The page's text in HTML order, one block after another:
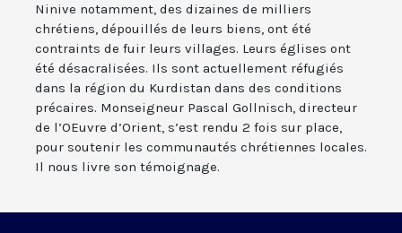
Ninive notamment, des dizaines de milliers
chrétiens, dépouillés de leurs biens, ont été
contraints de fuir leurs villages. Leurs églises ont
été désacralisées. Ils sont actuellement réfugiés
dans la région du Kurdistan dans des conditions
précaires. Monseigneur Pascal Gollnisch, directeur
de l’OEuvre d’Orient, s’est rendu 2 fois sur place,
pour soutenir les communautés chrétiennes locales.
Il nous livre son témoignage.